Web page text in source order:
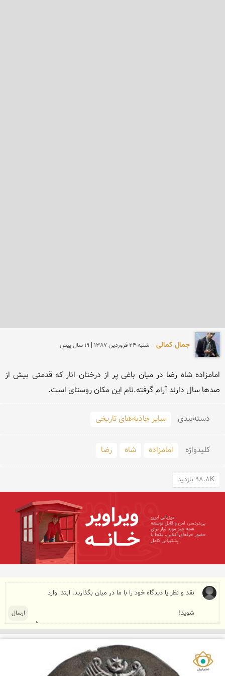
جمال کمالی شنبه 24 فروردين 1387 | 19 سال پیش
صدها سال دارند آرام گرفته.نام این مكان روستای است.
دسته‌بندی سایر جاذبه‌های تاریخی
کلید‌واژه امامزاده شاه رضا
98.8K بازدید
نمای ایران